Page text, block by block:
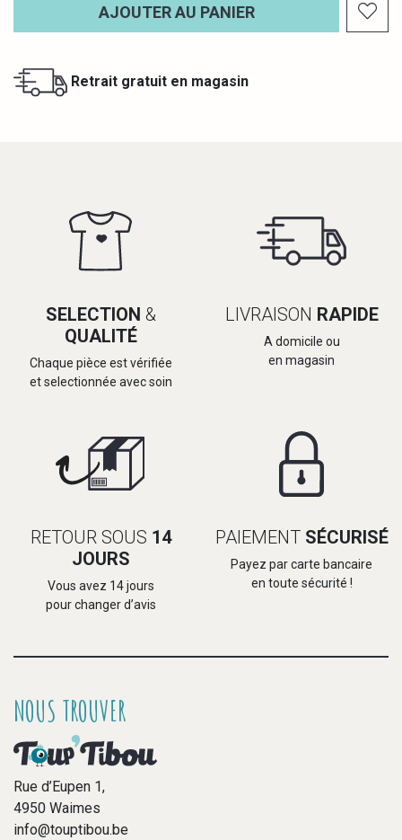
AJOUTER AU PANIER
Retrait gratuit en magasin
SELECTION &
QUALITÉ
Chaque pièce est vérifiée
et selectionnée avec soin
LIVRAISON RAPIDE
A domicile ou
en magasin
RETOUR SOUS 14
JOURS
Vous avez 14 jours
pour changer d’avis
PAIEMENT SÉCURISÉ
Payez par carte bancaire
en toute sécurité !
NOUS TROUVER
Rue d’Eupen 1,
4950 Waimes
info@touptibou.be